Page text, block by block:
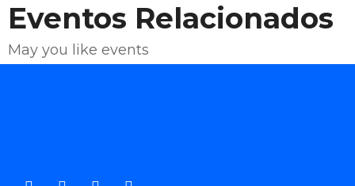
Eventos Relacionados
May you like events